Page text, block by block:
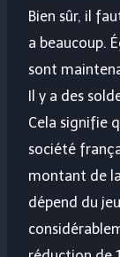
Bien sûr, il
a beaucoup.
sont
Il y a des
Cela signifie
société
montant de
dépend du